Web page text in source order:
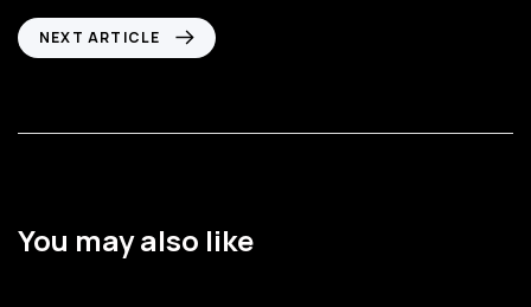
NEXT ARTICLE
You may also like